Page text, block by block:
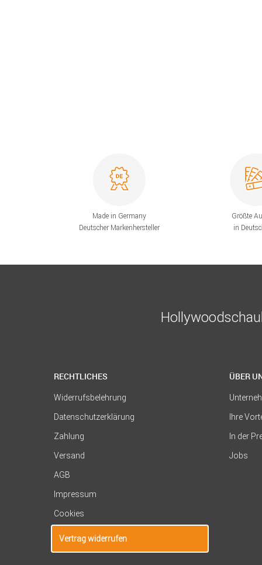
Made in Germany
Deutscher Markenhersteller
Größte
in
RECHTLICHES
Widerrufsbelehrung
Datenschutzerklärung
Zahlung
Versand
AGB
Impressum
Cookies
Vertrag widerrufen
ÜBER
Ihre
In der
Jobs